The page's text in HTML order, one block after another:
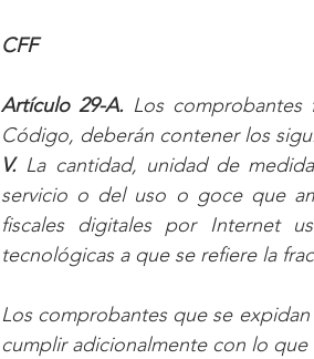
CFF
Artículo 29-A. Los
Código, deberán contener los
V. La cantidad, unidad de
servicio o del uso o goce que
fiscales digitales por Internet
tecnológicas a que se refiere la
Los comprobantes que se
cumplir adicionalmente con lo que